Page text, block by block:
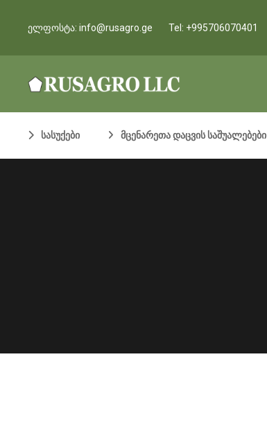
ელფოსტა: info@rusagro.ge Tel: +995706070401
სასუქები მცენარეთა დაცვის საშუალებები